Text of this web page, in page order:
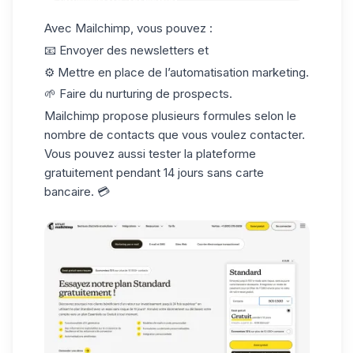
Avec Mailchimp, vous pouvez :
📧 Envoyer des newsletters et
⚙️ Mettre en place de l’automatisation marketing.
🌱 Faire du nurturing de prospects.
Mailchimp propose plusieurs formules selon le
nombre de contacts que vous voulez contacter.
Vous pouvez aussi tester la plateforme
gratuitement pendant 14 jours sans carte
bancaire. 💳